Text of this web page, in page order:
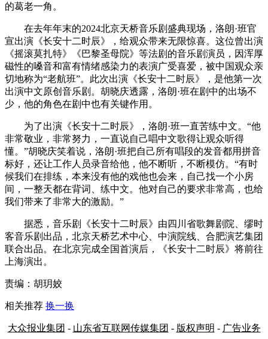
的葛老一角。
在去年年末的2024北京天桥音乐剧盛典现场，洛朗·班官
宣出演《长安十二时辰》，给观众带来无限惊喜。这位曾出演
《摇滚莫扎特》《巴黎圣母院》等法剧的音乐剧演员，因浑厚
磁性的嗓音和富有情绪感染力的表演广受喜爱，被中国观众亲
切地称为“老航班”。此次出演《长安十二时辰》，是他第一次
出演中文原创音乐剧。胡晓庆透露，洛朗·班在剧中的出场不
少，他的角色在剧中也有关键作用。
为了出演《长安十二时辰》，洛朗·班一直苦练中文。“他
非常敬业，非常努力，一直说自己唱中文歌得让观众听得
懂。”胡晓庆笑着说，洛朗·班把自己所有唱段的发音都用拼音
标好，还让工作人员录音给他，他不断听，不断模仿。“有时
候我们在排练，本来没有他的戏他也会来，自己找一个小房
间，一整天都在背词、练中文。他对自己的要求非常高，也给
我们带来了非常大的激励。”
据悉，音乐剧《长安十二时辰》由四川省歌舞剧院、缪时
客音乐剧出品，北京天桥艺术中心、中演院线、合肥演艺集团
联合出品。在北京完成全国首演后，《长安十二时辰》将前往
上海演出。
责编：胡玥姣
相关推荐 换一换
大众报业集团 - 山东省互联网传媒集团 - 版权声明 - 广告业务